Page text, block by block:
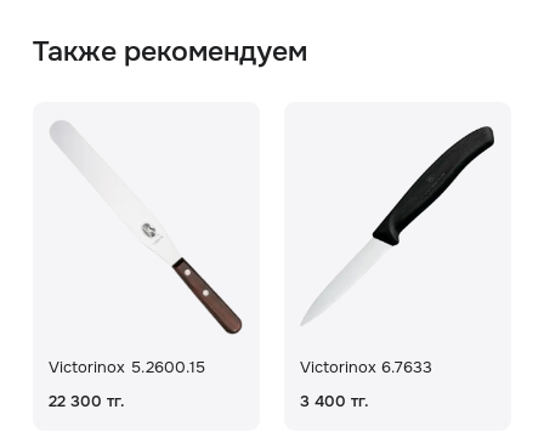
Также рекомендуем
Victorinox 5.2600.15
22 300 тг.
Victorinox 6.7633
3 400 тг.